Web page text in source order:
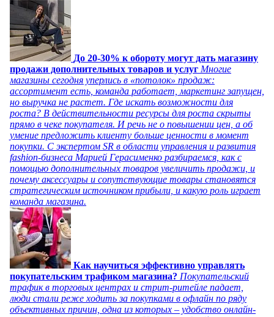
До 20-30% к обороту могут дать магазину
продажи дополнительных товаров и услуг Многие
магазины сегодня уперлись в «потолок» продаж:
ассортимент есть, команда работает, маркетинг запущен,
но выручка не растет. Где искать возможности для
роста? В действительности ресурсы для роста скрыты
прямо в чеке покупателя. И речь не о повышении цен, а об
умение предложить клиенту больше ценности в момент
покупки. С экспертом SR в области управления и развития
fashion-бизнеса Марией Герасименко разбираемся, как с
помощью дополнительных товаров увеличить продажи, и
почему аксессуары и сопутствующие товары становятся
стратегическим источником прибыли, и какую роль играет
команда магазина.
Как научиться эффективно управлять
покупательским трафиком магазина? Покупательский
трафик в торговых центрах и стрит-ритейле падает,
люди стали реже ходить за покупками в офлайн по ряду
объективных причин, одна из которых – удобство онлайн-